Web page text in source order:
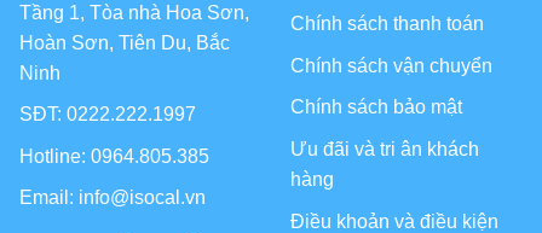
Tầng 1, Tòa nhà Hoa Sơn,
Hoàn Sơn, Tiên Du, Bắc
Ninh
SĐT: 0222.222.1997
Hotline: 0964.805.385
Email: info@isocal.vn
Chính sách thanh toán
Chính sách vận chuyển
Chính sách bảo mật
Ưu đãi và tri ân khách
hàng
Điều khoản và điều kiện